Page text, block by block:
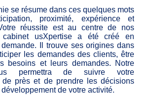
se résume dans ces quelques mots
proximité, expérience et
réussite est au centre de nos
cabinet usXpertise a été créé en
Il trouve ses origines dans
les demandes des clients, être
besoins et leurs demandes. Notre
permettra de suivre votre
de près et de prendre les décisions
de votre activité.